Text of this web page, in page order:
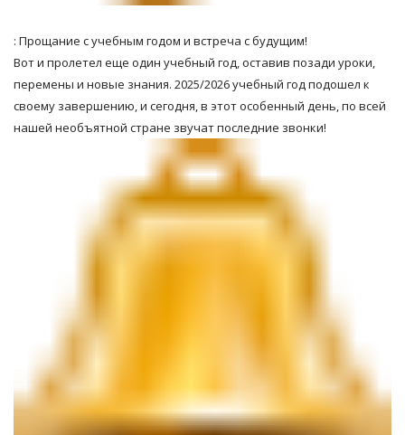
: Прощание с учебным годом и встреча с будущим!
Вот и пролетел еще один учебный год, оставив позади уроки,
перемены и новые знания. 2025/2026 учебный год подошел к
своему завершению, и сегодня, в этот особенный день, по всей
нашей необъятной стране звучат последние звонки!